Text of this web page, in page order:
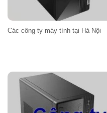
Các công ty máy tính tại Hà Nội